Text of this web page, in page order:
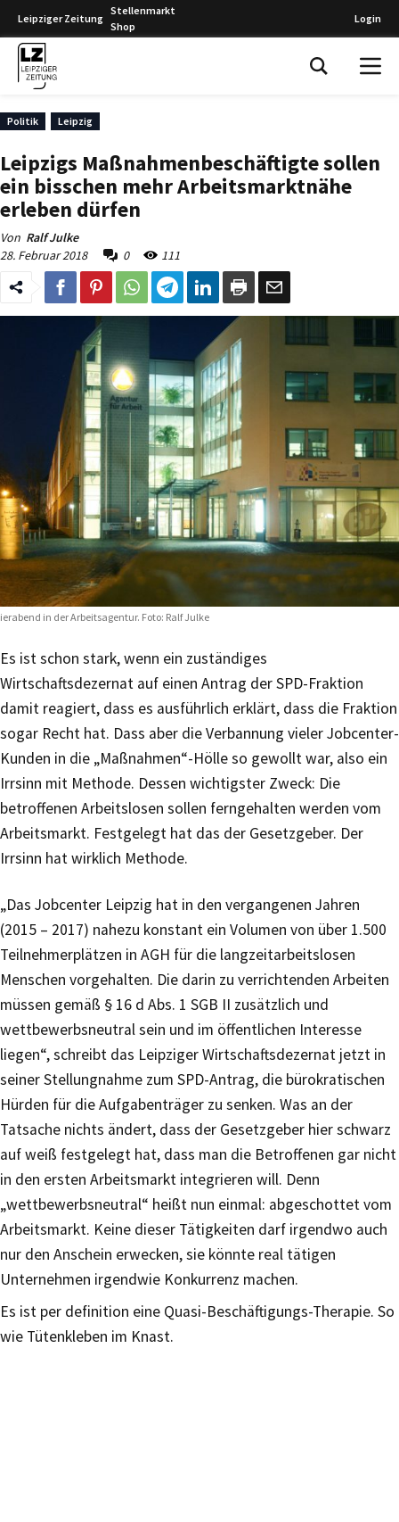
Leipziger Zeitung
Stellenmarkt
Shop
Login
Politik Leipzig
Leipzigs Maßnahmenbeschäftigte sollen
ein bisschen mehr Arbeitsmarktnähe
erleben dürfen
Von Ralf Julke
28. Februar 2018
0 111
in der Arbeitsagentur. Foto: Ralf Julke
Es ist schon stark, wenn ein zuständiges
Wirtschaftsdezernat auf einen Antrag der SPD-Fraktion
damit reagiert, dass es ausführlich erklärt, dass die Fraktion
sogar Recht hat. Dass aber die Verbannung vieler Jobcenter-
Kunden in die „Maßnahmen“-Hölle so gewollt war, also ein
Irrsinn mit Methode. Dessen wichtigster Zweck: Die
betroffenen Arbeitslosen sollen ferngehalten werden vom
Arbeitsmarkt. Festgelegt hat das der Gesetzgeber. Der
Irrsinn hat wirklich Methode.
„Das Jobcenter Leipzig hat in den vergangenen Jahren
(2015 – 2017) nahezu konstant ein Volumen von über 1.500
Teilnehmerplätzen in AGH für die langzeitarbeitslosen
Menschen vorgehalten. Die darin zu verrichtenden Arbeiten
müssen gemäß § 16 d Abs. 1 SGB II zusätzlich und
wettbewerbsneutral sein und im öffentlichen Interesse
liegen“, schreibt das Leipziger Wirtschaftsdezernat jetzt in
seiner Stellungnahme zum SPD-Antrag, die bürokratischen
Hürden für die Aufgabenträger zu senken. Was an der
Tatsache nichts ändert, dass der Gesetzgeber hier schwarz
auf weiß festgelegt hat, dass man die Betroffenen gar nicht
in den ersten Arbeitsmarkt integrieren will. Denn
„wettbewerbsneutral“ heißt nun einmal: abgeschottet vom
Arbeitsmarkt. Keine dieser Tätigkeiten darf irgendwo auch
nur den Anschein erwecken, sie könnte real tätigen
Unternehmen irgendwie Konkurrenz machen.
Es ist per definition eine Quasi-Beschäftigungs-Therapie. So
wie Tütenkleben im Knast.